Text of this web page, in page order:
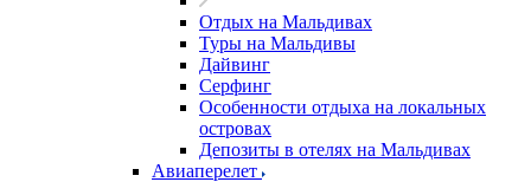
Отдых на Мальдивах
Туры на Мальдивы
Дайвинг
Серфинг
Особенности отдыха на локальных
островах
Депозиты в отелях на Мальдивах
Авиаперелет